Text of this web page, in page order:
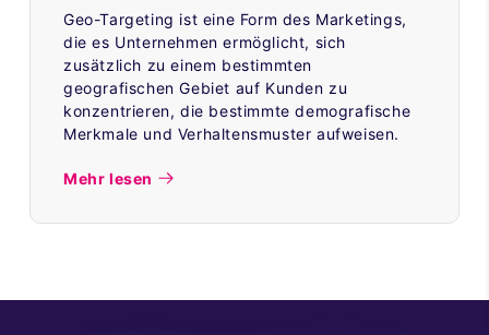
Geo-Targeting ist eine Form des Marketings,
die es Unternehmen ermöglicht, sich
zusätzlich zu einem bestimmten
geografischen Gebiet auf Kunden zu
konzentrieren, die bestimmte demografische
Merkmale und Verhaltensmuster aufweisen.
Mehr lesen